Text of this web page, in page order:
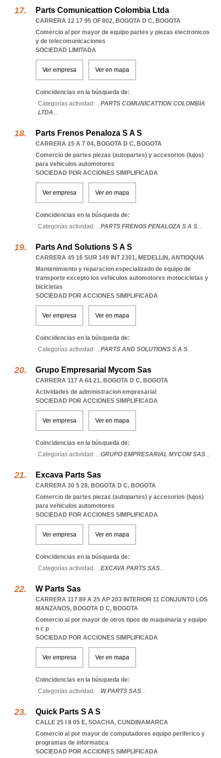
Parts Comunicattion Colombia Ltda
CARRERA 12 17 95 OF 802, BOGOTA D C, BOGOTA
Comercio al por mayor de equipo partes y piezas electronicos
y de telecomunicaciones
SOCIEDAD LIMITADA
Ver empresa Ver en mapa
Coincidencias en la búsqueda de:
Categorías actividad: ...PARTS COMUNICATTION COLOMBIA
LTDA...
Parts Frenos Penaloza S A S
CARRERA 15 A 7 04, BOGOTA D C, BOGOTA
Comercio de partes piezas (autopartes) y accesorios (lujos)
para vehiculos automotores
SOCIEDAD POR ACCIONES SIMPLIFICADA
Ver empresa Ver en mapa
Coincidencias en la búsqueda de:
Categorías actividad: ...PARTS FRENOS PENALOZA S A S...
Parts And Solutions S A S
CARRERA 45 16 SUR 149 INT 2301, MEDELLIN, ANTIOQUIA
Mantenimiento y reparacion especializado de equipo de
transporte excepto los vehiculos automotores motocicletas y
bicicletas
SOCIEDAD POR ACCIONES SIMPLIFICADA
Ver empresa Ver en mapa
Coincidencias en la búsqueda de:
Categorías actividad: ...PARTS AND SOLUTIONS S A S...
Grupo Empresarial Mycom Sas
CARRERA 117 A 64 21, BOGOTA D C, BOGOTA
Actividades de administracion empresarial
SOCIEDAD POR ACCIONES SIMPLIFICADA
Ver empresa Ver en mapa
Coincidencias en la búsqueda de:
Categorías actividad: ...GRUPO EMPRESARIAL MYCOM SAS...
Excava Parts Sas
CARRERA 30 5 28, BOGOTA D C, BOGOTA
Comercio de partes piezas (autopartes) y accesorios (lujos)
para vehiculos automotores
SOCIEDAD POR ACCIONES SIMPLIFICADA
Ver empresa Ver en mapa
Coincidencias en la búsqueda de:
Categorías actividad: ...EXCAVA PARTS SAS...
W Parts Sas
CARRERA 117 89 A 25 AP 203 INTERIOR 11 CONJUNTO LOS
MANZANOS, BOGOTA D C, BOGOTA
Comercio al por mayor de otros tipos de maquinaria y equipo
n c p
SOCIEDAD POR ACCIONES SIMPLIFICADA
Ver empresa Ver en mapa
Coincidencias en la búsqueda de:
Categorías actividad: ...W PARTS SAS...
Quick Parts S A S
CALLE 25 I 8 05 E, SOACHA, CUNDINAMARCA
Comercio al por mayor de computadores equipo periferico y
programas de informatica
SOCIEDAD POR ACCIONES SIMPLIFICADA